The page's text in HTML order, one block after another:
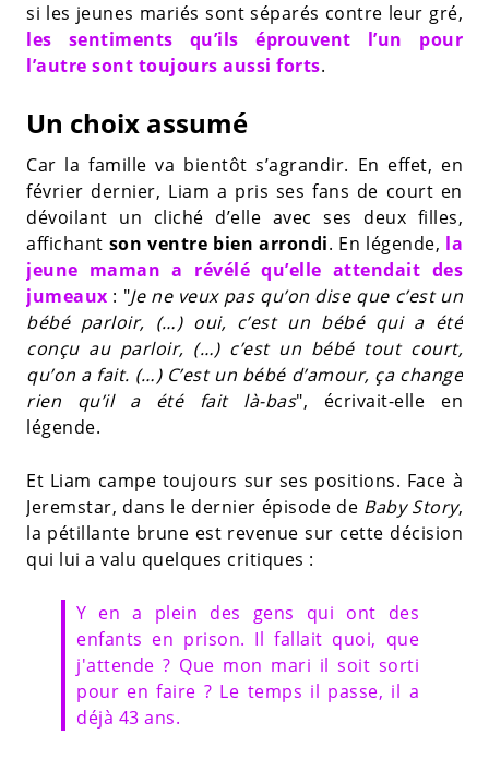
si les jeunes mariés sont séparés contre leur gré,
les sentiments qu’ils éprouvent l’un pour
l’autre sont toujours aussi forts.
Un choix assumé
Car la famille va bientôt s’agrandir. En effet, en
février dernier, Liam a pris ses fans de court en
dévoilant un cliché d’elle avec ses deux filles,
affichant son ventre bien arrondi. En légende, la
jeune maman a révélé qu’elle attendait des
jumeaux : "Je ne veux pas qu’on dise que c’est un
bébé parloir, (…) oui, c’est un bébé qui a été
conçu au parloir, (…) c’est un bébé tout court,
qu’on a fait. (…) C’est un bébé d’amour, ça change
rien qu’il a été fait là-bas", écrivait-elle en
légende.
Et Liam campe toujours sur ses positions. Face à
Jeremstar, dans le dernier épisode de Baby Story,
la pétillante brune est revenue sur cette décision
qui lui a valu quelques critiques :
Y en a plein des gens qui ont des
enfants en prison. Il fallait quoi, que
j'attende ? Que mon mari il soit sorti
pour en faire ? Le temps il passe, il a
déjà 43 ans.